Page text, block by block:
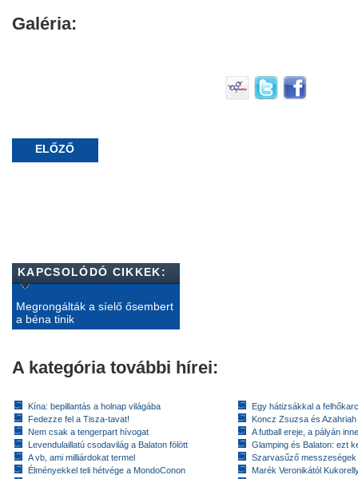
Galéria:
ELŐZŐ
KAPCSOLÓDÓ CIKKEK:
Megrongálták a síelő ősembert
a béna tinik
A kategória további hírei:
Kína: bepillantás a holnap világába
Fedezze fel a Tisza-tavat!
Nem csak a tengerpart hívogat
Levendulaillatú csodavilág a Balaton fölött
A vb, ami milliárdokat termel
Élményekkel teli hétvége a MondoConon
Egy hátizsákkal a
Koncz Zsuzsa és
A futball ereje, a pályán
Glamping és Balaton: ezt
Szarvasűző messzeségek
Marék Veronikától